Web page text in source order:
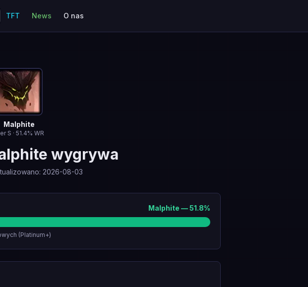
TFT News O nas
Malphite
S · 51.4% WR
wygrywa
: 2026-08-03
Malphite —51.8%
(Platinum+)